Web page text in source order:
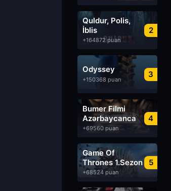
2
Quldur, Polis,
İblis
+164872 puan
3
Odyssey
+150368 puan
4
Bumer Filmi
Azərbaycanca
Dublyaj izle
+69560 puan
5
Game Of
Thrones 1.Sezon
Türkçe Dublaj
izle
+68524 puan